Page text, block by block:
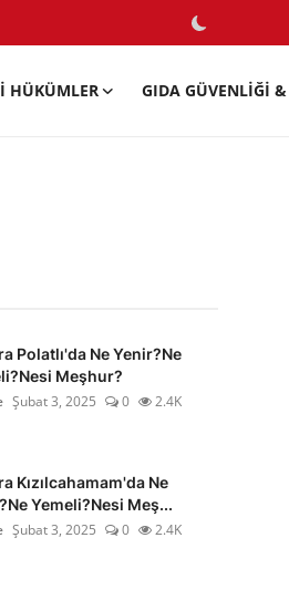
HÜKÜMLER GIDA GÜVENLIĞI
Polatlı'da Ne Yenir?Ne
Meşhur?
Şubat 3, 2025 0 2.4K
Kızılcahamam'da Ne
Yemeli?Nesi Meş...
Şubat 3, 2025 0 2.4K